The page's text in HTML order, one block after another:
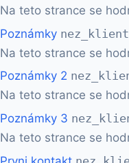
Na teto strance se
Poznámky
Na teto strance se
Poznámky 2
Na teto strance se
Poznámky 3
Na teto strance se